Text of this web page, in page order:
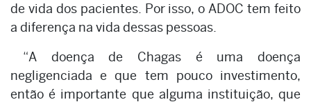
de vida dos pacientes. Por isso, o ADOC tem feito
a diferença na vida dessas pessoas.
“A doença de Chagas é uma doença
negligenciada e que tem pouco investimento,
então é importante que alguma instituição, que